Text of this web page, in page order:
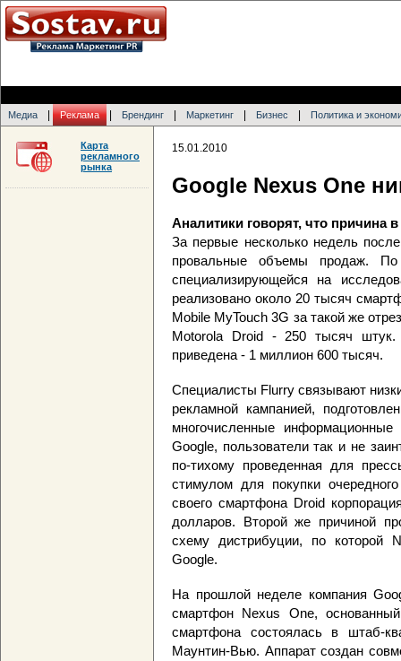
Медиа Реклама Брендинг Маркетинг Бизнес Политика и
15.01.2010
Google Nexus One
Аналитики говорят, что причина
За первые несколько недель
провальные объемы продаж. По
специализирующейся на
реализовано около 20 тысяч
Mobile MyTouch 3G за такой же
Motorola Droid - 250 тысяч
приведена - 1 миллион 600 тысяч.
Специалисты Flurry связывают
рекламной кампанией,
многочисленные информационные
Google, пользователи так и не
по-тихому проведенная для
стимулом для покупки
своего смартфона Droid
долларов. Второй же причиной
схему дистрибуции, по которой
Google.
На прошлой неделе компания
смартфон Nexus One,
смартфона состоялась в штаб-
Маунтин-Вью. Аппарат создан
Карта
рекламного
рынка